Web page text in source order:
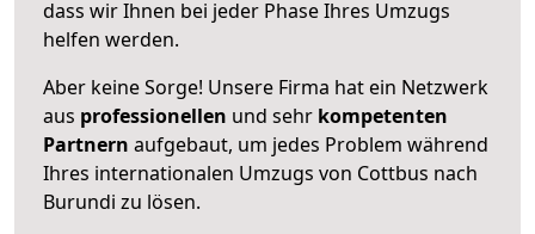
dass wir Ihnen bei jeder Phase Ihres Umzugs
helfen werden.
Aber keine Sorge! Unsere Firma hat ein Netzwerk
aus professionellen und sehr kompetenten
Partnern aufgebaut, um jedes Problem während
Ihres internationalen Umzugs von Cottbus nach
Burundi zu lösen.